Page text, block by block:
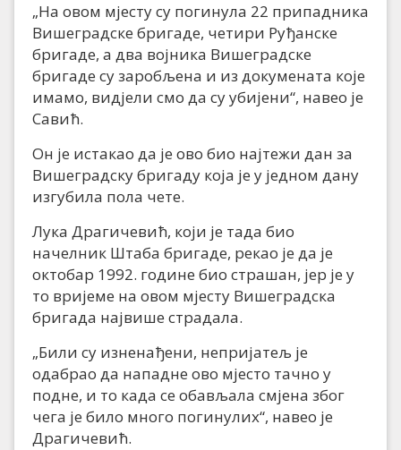
„На овом мјесту су погинула 22 припадника
Вишеградске бригаде, четири Руђанске
бригаде, а два војника Вишеградске
бригаде су заробљена и из докумената које
имамо, видјели смо да су убијени“, навео је
Савић.
Он је истакао да је ово био најтежи дан за
Вишеградску бригаду која је у једном дану
изгубила пола чете.
Лука Драгичевић, који је тада био
начелник Штаба бригаде, рекао је да је
октобар 1992. године био страшан, јер је у
то вријеме на овом мјесту Вишеградска
бригада највише страдала.
„Били су изненађени, непријатељ је
одабрао да нападне ово мјесто тачно у
подне, и то када се обављала смјена због
чега је било много погинулих“, навео је
Драгичевић.